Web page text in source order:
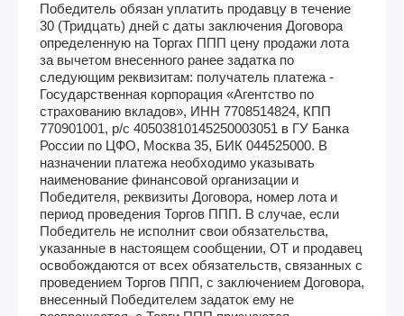
Победитель обязан уплатить продавцу в течение
30 (Тридцать) дней с даты заключения Договора
определенную на Торгах ППП цену продажи лота
за вычетом внесенного ранее задатка по
следующим реквизитам: получатель платежа -
Государственная корпорация «Агентство по
страхованию вкладов», ИНН 7708514824, КПП
770901001, р/с 40503810145250003051 в ГУ Банка
России по ЦФО, Москва 35, БИК 044525000. В
назначении платежа необходимо указывать
наименование финансовой организации и
Победителя, реквизиты Договора, номер лота и
период проведения Торгов ППП. В случае, если
Победитель не исполнит свои обязательства,
указанные в настоящем сообщении, ОТ и продавец
освобождаются от всех обязательств, связанных с
проведением Торгов ППП, с заключением Договора,
внесенный Победителем задаток ему не